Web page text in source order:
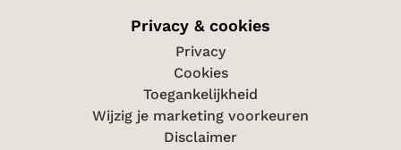
Privacy & cookies
Privacy
Cookies
Toegankelijkheid
Wijzig je marketing voorkeuren
Disclaimer